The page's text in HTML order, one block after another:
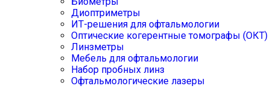
Диоптриметры
ИТ-решения для офтальмологии
Оптические когерентные томографы (ОКТ)
Линзметры
Мебель для офтальмологии
Набор пробных линз
Офтальмологические лазеры